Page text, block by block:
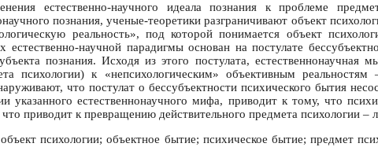
естественно-научного идеала познания к проблеме
познания, ученые-теоретики разграничивают объект
реальность», под которой понимается объект
научной парадигмы основан на постулате
познания. Исходя из этого постулата,
психологии) к «непсихологическим» объективным
что постулат о бессубъектности психического бытия
естественнонаучного мифа, приводит к тому, что
приводит к превращению действительного предмета психологии
психологии; объектное бытие; психическое бытие; предмет